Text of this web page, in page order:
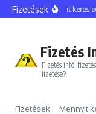
Ugrás a tartalomhoz
FizetésekMennyit keres
Fizetés
Fizetés infó,
fizetése?
Fizetések Mennyit